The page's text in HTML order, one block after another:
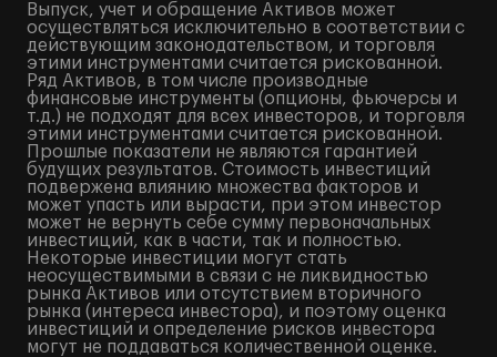
Выпуск, учет и обращение Активов может
осуществляться исключительно в соответствии с
действующим законодательством, и торговля
этими инструментами считается рискованной.
Ряд Активов, в том числе производные
финансовые инструменты (опционы, фьючерсы и
т.д.) не подходят для всех инвесторов, и торговля
этими инструментами считается рискованной.
Прошлые показатели не являются гарантией
будущих результатов. Стоимость инвестиций
подвержена влиянию множества факторов и
может упасть или вырасти, при этом инвестор
может не вернуть себе сумму первоначальных
инвестиций, как в части, так и полностью.
Некоторые инвестиции могут стать
неосуществимыми в связи с не ликвидностью
рынка Активов или отсутствием вторичного
рынка (интереса инвестора), и поэтому оценка
инвестиций и определение рисков инвестора
могут не поддаваться количественной оценке.